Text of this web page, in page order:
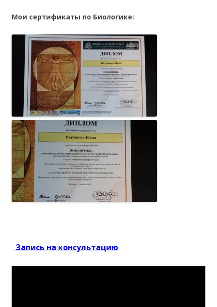
Мои сертификаты по Биологике:
Запись на консультацию